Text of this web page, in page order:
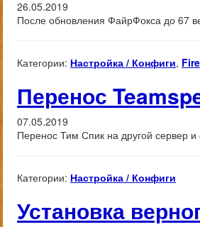
26.05.2019
После обновления ФайрФокса до 67
Категории: Настройка / Конфиги,
Перенос
07.05.2019
Перенос Тим Спик на другой сервер
Категории: Настройка / Конфиги
Установка